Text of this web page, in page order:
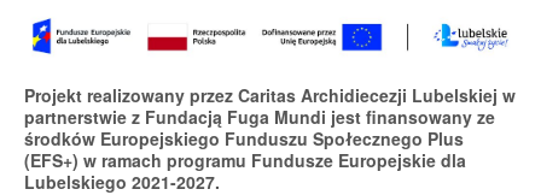
Projekt realizowany przez Caritas Archidiecezji Lubelskiej w
partnerstwie z Fundacją Fuga Mundi jest finansowany ze
środków Europejskiego Funduszu Społecznego Plus
(EFS+) w ramach programu Fundusze Europejskie dla
Lubelskiego 2021-2027.